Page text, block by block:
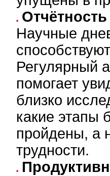
Научные
Регулярный
помогает
близко
какие этапы
пройдены, а
трудности.